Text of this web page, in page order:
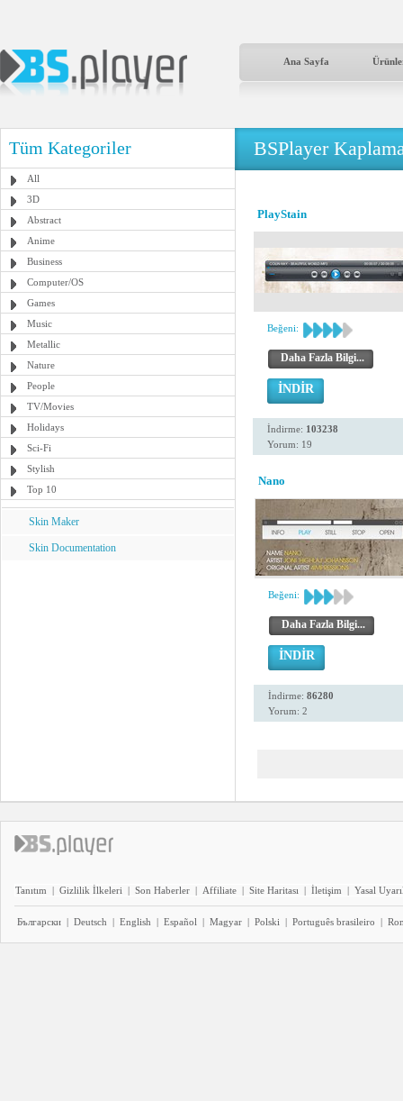
Ana Sayfa
Tüm Kategoriler
All
3D
Abstract
Anime
Business
Computer/OS
Games
Music
Metallic
Nature
People
TV/Movies
Holidays
Sci-Fi
Stylish
Top 10
Skin Maker
Skin Documentation
BSPlayer
PlayStain
Beğeni:
Daha Fazla Bilgi...
İNDİR
İndirme: 103238
Yorum: 19
Nano
Beğeni:
Daha Fazla Bilgi...
İNDİR
İndirme: 86280
Yorum: 2
Tanıtım | Gizlilik İlkeleri | Son Haberler | Affiliate | Site Haritası | İletişim | Yasal
Български | Deutsch | English | Español | Magyar | Polski | Português brasileiro |